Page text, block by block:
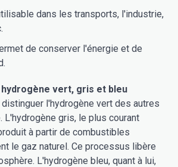
dans les transports, l'industrie,
de conserver l'énergie et de
vert, gris et bleu
l'hydrogène vert des autres
L'hydrogène gris, le plus courant
à partir de combustibles
le gaz naturel. Ce processus libère
L'hydrogène bleu, quant à lui,